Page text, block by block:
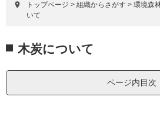
象
トップページ > 組織からさがす > 環境森
いて
文 木炭について
ページ内目次